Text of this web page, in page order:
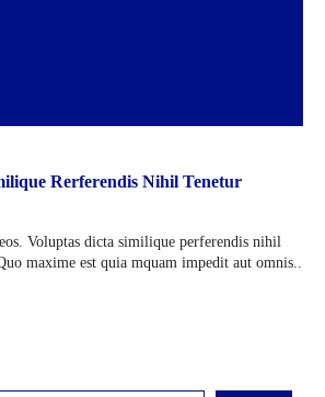
Rerferendis Nihil Tenetur
Voluptas dicta similique perferendis nihil
maxime est quia mquam impedit aut omnis..